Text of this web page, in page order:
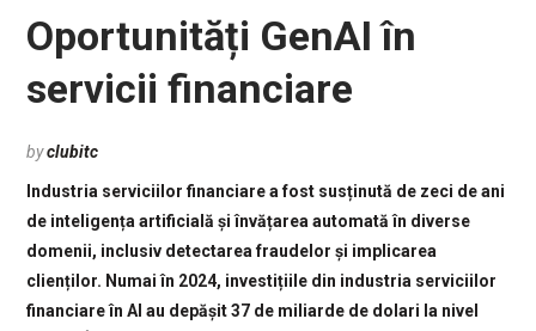
Oportunități GenAI în
servicii financiare
byclubitc
Industria serviciilor financiare a fost susținută de zeci de ani
de inteligența artificială și învățarea automată în diverse
domenii, inclusiv detectarea fraudelor și implicarea
clienților. Numai în 2024, investițiile din industria serviciilor
financiare în AI au depășit 37 de miliarde de dolari la nivel